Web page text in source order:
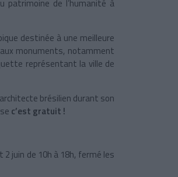
patrimoine de l’humanité à
destinée à une meilleure
monuments, notamment
représentant la ville de
brésilien durant son
c’est gratuit !
2 juin de 10h à 18h, fermé les